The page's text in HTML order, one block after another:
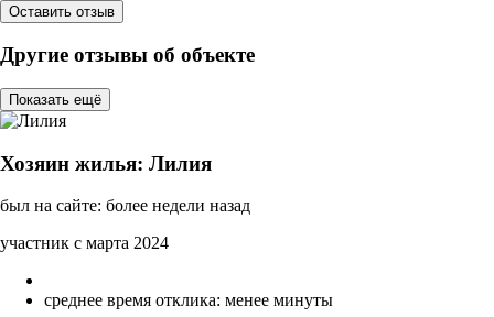
Оставить отзыв
Другие отзывы об объекте
Показать ещё
Хозяин жилья: Лилия
был на сайте: более недели назад
участник с марта 2024
среднее время отклика: менее минуты